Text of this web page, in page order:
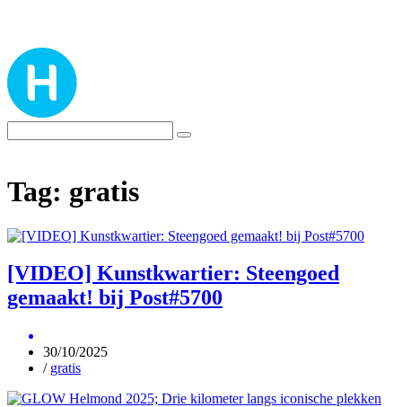
Tag: gratis
[VIDEO] Kunstkwartier: Steengoed
gemaakt! bij Post#5700
30/10/2025
/ gratis